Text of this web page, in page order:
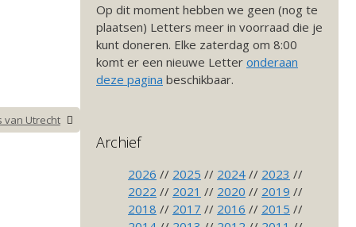
van Utrecht
Op dit moment hebben we geen (nog te
plaatsen) Letters meer in voorraad die je
kunt doneren. Elke zaterdag om 8:00
komt er een nieuwe Letter onderaan
deze pagina beschikbaar.
Archief
2026 // 2025 // 2024 // 2023 //
2022 // 2021 // 2020 // 2019 //
2018 // 2017 // 2016 // 2015 //